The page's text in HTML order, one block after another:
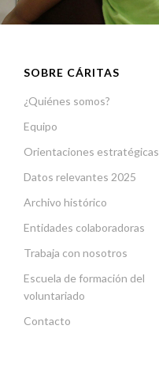
SOBRE CÁRITAS
¿Quiénes somos?
Equipo
Orientaciones estratégicas
Datos relevantes 2025
Archivo histórico
Entidades colaboradoras
Trabaja con nosotros
Escuela de formación del
voluntariado
Contacto